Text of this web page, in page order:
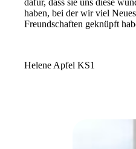
dafür, dass sie uns diese
haben, bei der wir viel
Freundschaften geknüpft
Helene Apfel KS1